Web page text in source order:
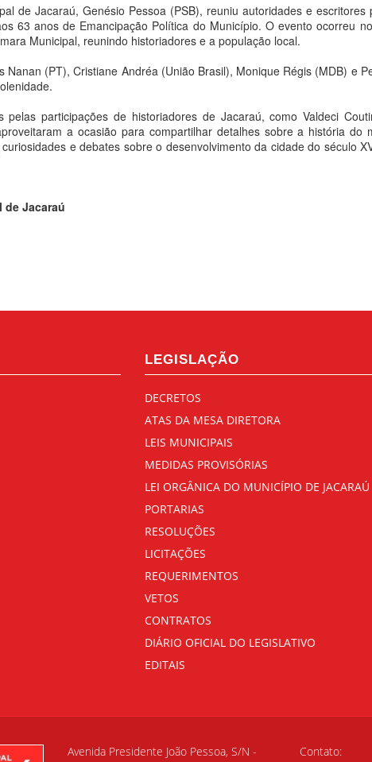
de Jacaraú, Genésio Pessoa (PSB), reuniu autoridades e escritores
63 anos de Emancipação Política do Município. O evento ocorreu
Municipal, reunindo historiadores e a população local.
Nanan (PT), Cristiane Andréa (União Brasil), Monique Régis (MDB) e
pelas participações de historiadores de Jacaraú, como Valdeci
a ocasião para compartilhar detalhes sobre a história do
e debates sobre o desenvolvimento da cidade do século
de Jacaraú
LEGISLAÇÃO
DECRETOS
ATAS DA MESA DIRETORA
LEIS MUNICIPAIS
MEDIDAS PROVISÓRIAS
LEI ORGÂNICA DO MUNICÍPIO DE JACARAÚ
PORTARIAS
RESOLUÇÕES
LICITAÇÕES
REQUERIMENTOS
VETOS
CONTRATOS
DIÁRIO OFICIAL DO LEGISLATIVO
EDITAIS
Avenida Presidente João Pessoa, S/N -
Contato: